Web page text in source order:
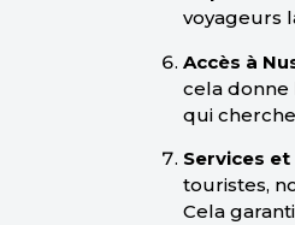
voyageurs
Accès à
cela donne
qui
Services
touristes,
Cela